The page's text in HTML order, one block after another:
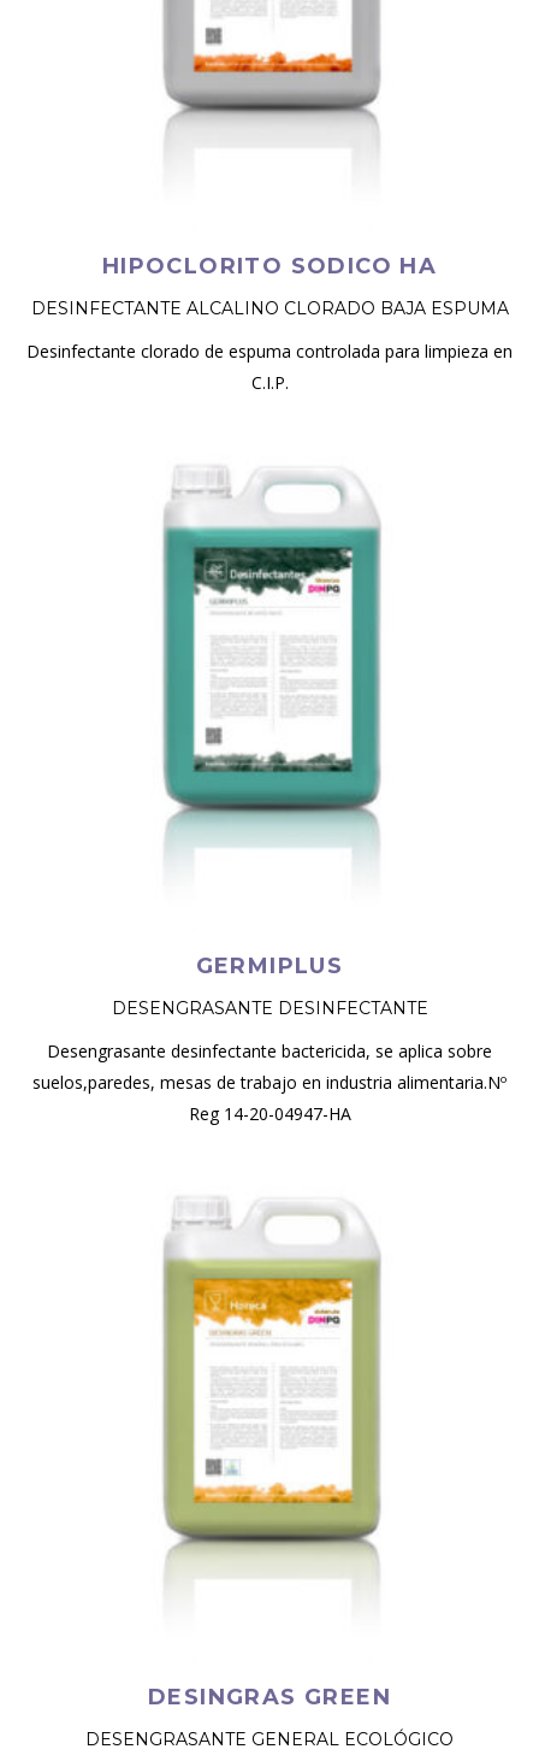
HIPOCLORITO SODICO HA
DESINFECTANTE ALCALINO CLORADO BAJA ESPUMA
Desinfectante clorado de espuma controlada para limpieza en
C.I.P.
GERMIPLUS
DESENGRASANTE DESINFECTANTE
Desengrasante desinfectante bactericida, se aplica sobre
suelos,paredes, mesas de trabajo en industria alimentaria.Nº
Reg 14-20-04947-HA
DESINGRAS GREEN
DESENGRASANTE GENERAL ECOLÓGICO